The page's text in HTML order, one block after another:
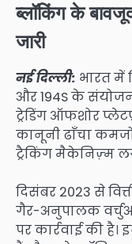
ब्लॉकिंग के
जारी
नई दिल्ली: भारत में
और 194S के
ट्रेडिंग ऑफशोर
कानूनी ढाँचा
ट्रैकिंग मैकेनिज़्म
दिसंबर 2023 से
गैर-अनुपालक वर्चुअल
पर कार्रवाई की